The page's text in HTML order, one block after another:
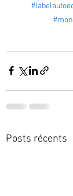
Posts récents